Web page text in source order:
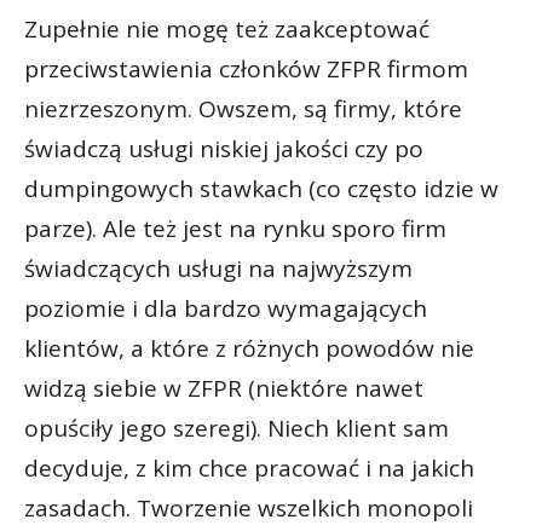
Zupełnie nie mogę też zaakceptować
przeciwstawienia członków ZFPR firmom
niezrzeszonym. Owszem, są firmy, które
świadczą usługi niskiej jakości czy po
dumpingowych stawkach (co często idzie w
parze). Ale też jest na rynku sporo firm
świadczących usługi na najwyższym
poziomie i dla bardzo wymagających
klientów, a które z różnych powodów nie
widzą siebie w ZFPR (niektóre nawet
opuściły jego szeregi). Niech klient sam
decyduje, z kim chce pracować i na jakich
zasadach. Tworzenie wszelkich monopoli